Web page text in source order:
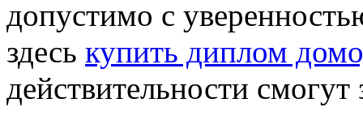
допустимо с
здесь купить диплом
действительности